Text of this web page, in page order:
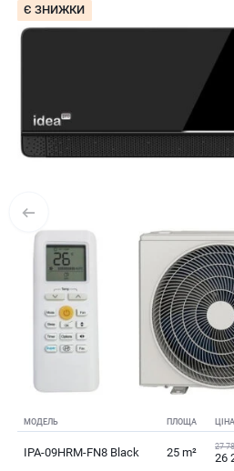
Є ЗНИЖКИ
МОДЕЛЬ ПЛОЩА ЦІНА
IPA-09HRM-FN8 Black 25 m² 27
26